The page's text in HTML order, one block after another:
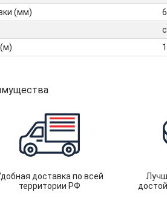
(мм)
1
доставка по всей
территории РФ